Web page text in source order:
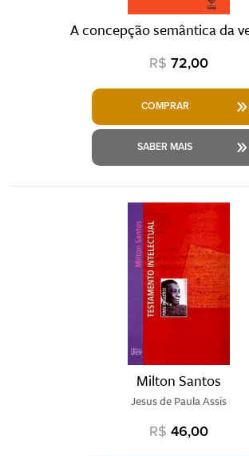
A concepção semântica da
R$ 72,00
COMPRAR
SABER MAIS
Milton Santos
Jesus de Paula Assis
R$ 46,00